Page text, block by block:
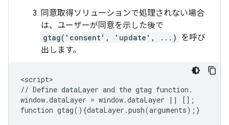
同意取得ソリューションで処理されない場合
は、ユーザーが同意を示した後で
gtag('consent', 'update', ...) を呼び
出します。
<script>
// Define dataLayer and the gtag function.
window.dataLayer = window.dataLayer || [];
function gtag(){dataLayer.push(arguments);}